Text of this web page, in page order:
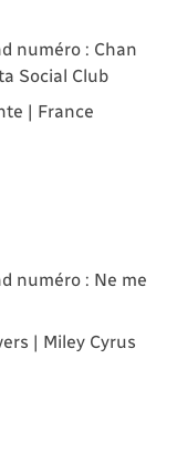
numéro : Chan
Social Club
| France
numéro : Ne me
| Miley Cyrus